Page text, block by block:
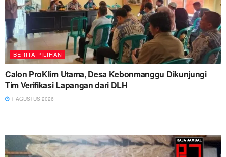
BERITA PILIHAN
Calon ProKlim Utama, Desa Kebonmanggu Dikunjungi
Tim Verifikasi Lapangan dari DLH
1 AGUSTUS 2026